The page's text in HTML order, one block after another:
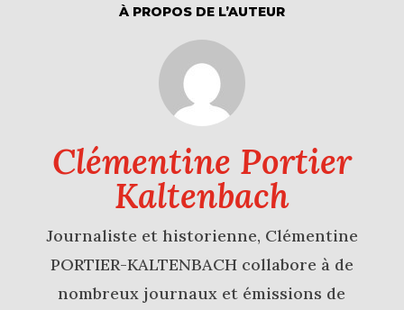
À PROPOS DE L’AUTEUR
Clémentine Portier
Kaltenbach
Journaliste et historienne, Clémentine
PORTIER-KALTENBACH collabore à de
nombreux journaux et émissions de